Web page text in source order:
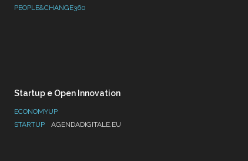
PEOPLE&CHANGE360
Startup e Open Innovation
ECONOMYUP
STARTUP
AGENDADIGITALE.EU